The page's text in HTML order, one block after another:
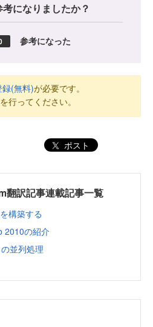
になりましたか？
参考になった
(無料)が必要です。
を行ってください。
ポスト
訳記事連載記事一覧
構築する
2010の紹介
並列処理